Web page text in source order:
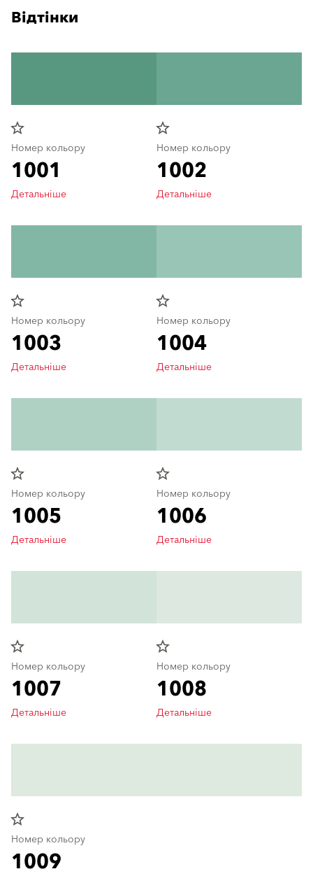
Відтінки
star_border
Номер кольору
1001
Детальніше
star_border
Номер кольору
1002
Детальніше
star_border
Номер кольору
1003
Детальніше
star_border
Номер кольору
1004
Детальніше
star_border
Номер кольору
1005
Детальніше
star_border
Номер кольору
1006
Детальніше
star_border
Номер кольору
1007
Детальніше
star_border
Номер кольору
1008
Детальніше
star_border
Номер кольору
1009